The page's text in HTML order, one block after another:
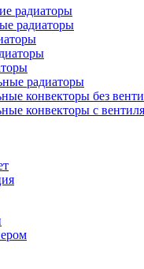
радиаторы
радиаторы
радиаторы
конвекторы без
конвекторы с